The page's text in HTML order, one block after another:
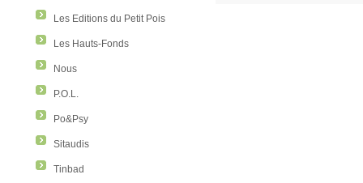
Les Editions du Petit Pois
Les Hauts-Fonds
Nous
P.O.L.
Po&Psy
Sitaudis
Tinbad